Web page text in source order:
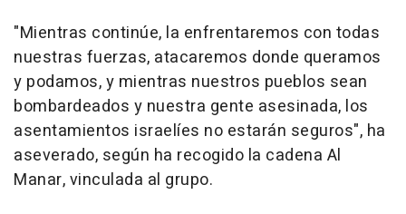
"Mientras continúe, la enfrentaremos con todas
nuestras fuerzas, atacaremos donde queramos
y podamos, y mientras nuestros pueblos sean
bombardeados y nuestra gente asesinada, los
asentamientos israelíes no estarán seguros", ha
aseverado, según ha recogido la cadena Al
Manar, vinculada al grupo.